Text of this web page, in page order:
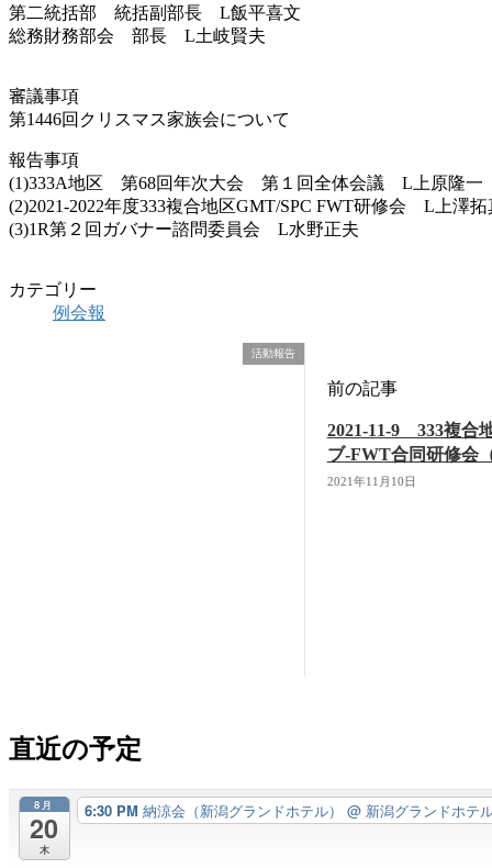
第二統括部 統括副部長 L飯平喜文
総務財務部会 部長 L土岐賢夫
審議事項
第1446回クリスマス家族会について
報告事項
(1)333A地区 第68回年次大会 第１回全体会議 L上原隆一
(2)2021-2022年度333複合地区GMT/SPC FWT研修会 L上澤拓
(3)1R第２回ガバナー諮問委員会 L水野正夫
カテゴリー
例会報
活動報告
前の記事
2021-11-9 333複合
ブ-FWT合同研修会
2021年11月10日
直近の予定
8月
20
木
6:30 PM 納涼会（新潟グランドホテル） @ 新潟グランドホテ